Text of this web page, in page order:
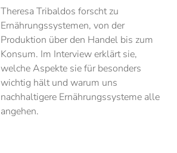
Theresa Tribaldos forscht zu
Ernährungssystemen, von der
Produktion über den Handel bis zum
Konsum. Im Interview erklärt sie,
welche Aspekte sie für besonders
wichtig hält und warum uns
nachhaltigere Ernährungssysteme alle
angehen.